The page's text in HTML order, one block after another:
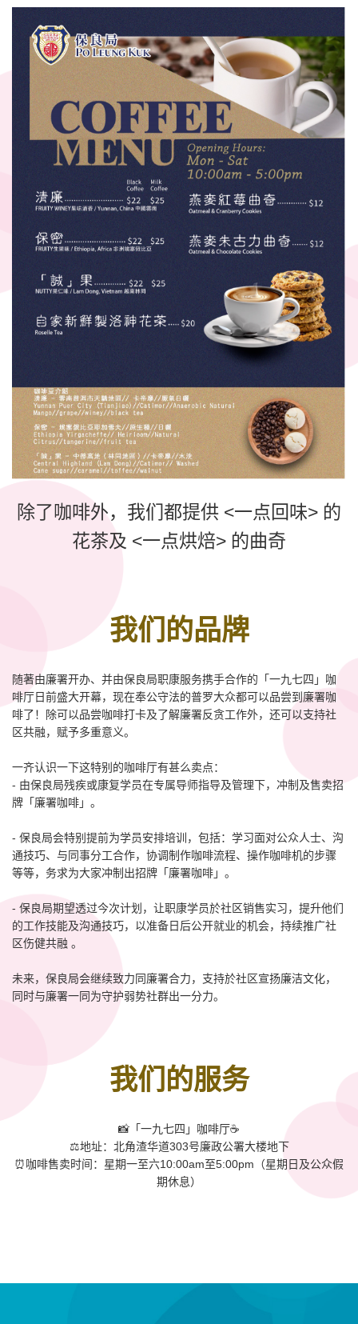
除了咖啡外，我们都提供 <一点回味> 的
花茶及 <一点烘焙> 的曲奇
我们的品牌
随著由廉署开办、并由保良局职康服务携手合作的「一九七四」咖
啡厅日前盛大开幕，现在奉公守法的普罗大众都可以品尝到廉署咖
啡了！除可以品尝咖啡打卡及了解廉署反贪工作外，还可以支持社
区共融，赋予多重意义。
一齐认识一下这特别的咖啡厅有甚么卖点：
- 由保良局残疾或康复学员在专属导师指导及管理下，冲制及售卖招
牌「廉署咖啡」。
- 保良局会特别提前为学员安排培训，包括：学习面对公众人士、沟
通技巧、与同事分工合作，协调制作咖啡流程、操作咖啡机的步骤
等等，务求为大家冲制出招牌「廉署咖啡」。
- 保良局期望透过今次计划，让职康学员於社区销售实习，提升他们
的工作技能及沟通技巧，以准备日后公开就业的机会，持续推广社
区伤健共融 。
未来，保良局会继续致力同廉署合力，支持於社区宣扬廉洁文化，
同时与廉署一同为守护弱势社群出一分力。
我们的服务
📸「一九七四」咖啡厅☕️
⚖️地址：北角渣华道303号廉政公署大楼地下
⏰咖啡售卖时间：星期一至六10:00am至5:00pm（星期日及公众假
期休息）